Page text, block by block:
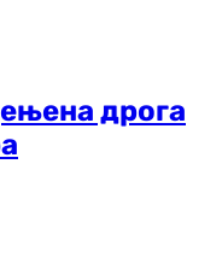
дрога